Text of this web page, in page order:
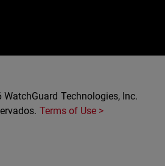
Technologies, Inc.
Terms of Use >